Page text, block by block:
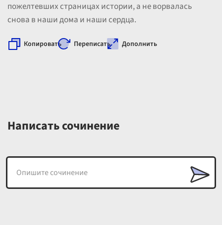
пожелтевших страницах истории, а не ворвалась
снова в наши дома и наши сердца.
Копировать Переписать Дополнить
Написать сочинение